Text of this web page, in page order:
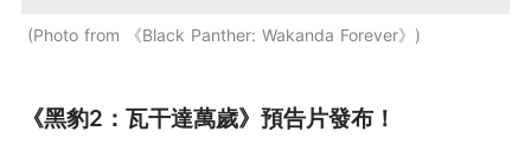
Photo from 《Black Panther: Wakanda Forever》
《黑豹2：瓦干達萬歲》預告片發布！